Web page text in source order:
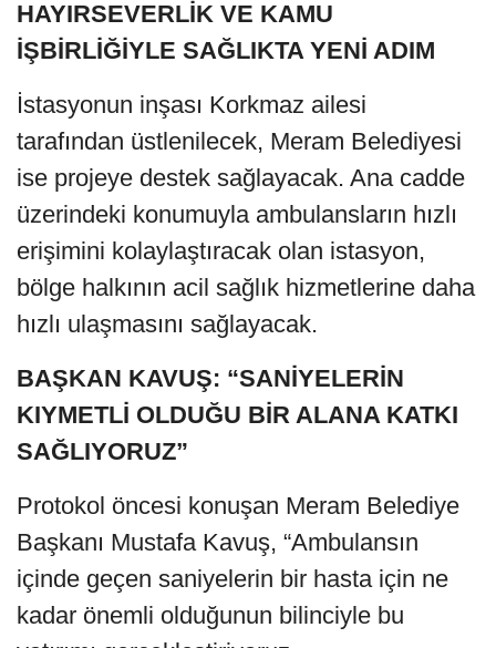
HAYIRSEVERLİK VE KAMU
İŞBİRLİĞİYLE SAĞLIKTA YENİ ADIM
İstasyonun inşası Korkmaz ailesi
tarafından üstlenilecek, Meram Belediyesi
ise projeye destek sağlayacak. Ana cadde
üzerindeki konumuyla ambulansların hızlı
erişimini kolaylaştıracak olan istasyon,
bölge halkının acil sağlık hizmetlerine daha
hızlı ulaşmasını sağlayacak.
BAŞKAN KAVUŞ: “SANİYELERİN
KIYMETLİ OLDUĞU BİR ALANA KATKI
SAĞLIYORUZ”
Protokol öncesi konuşan Meram Belediye
Başkanı Mustafa Kavuş, “Ambulansın
içinde geçen saniyelerin bir hasta için ne
kadar önemli olduğunun bilinciyle bu